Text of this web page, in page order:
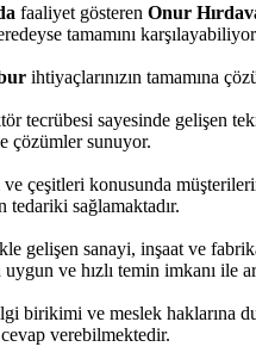
faaliyet gösteren Onur
tamamını
ihtiyaçlarınızın tamamına
tecrübesi sayesinde gelişen
çözümler sunuyor.
çeşitleri konusunda
tedariki sağlamaktadır.
gelişen sanayi, inşaat ve
ve hızlı temin imkanı ile
birikimi ve meslek haklarına
verebilmektedir.